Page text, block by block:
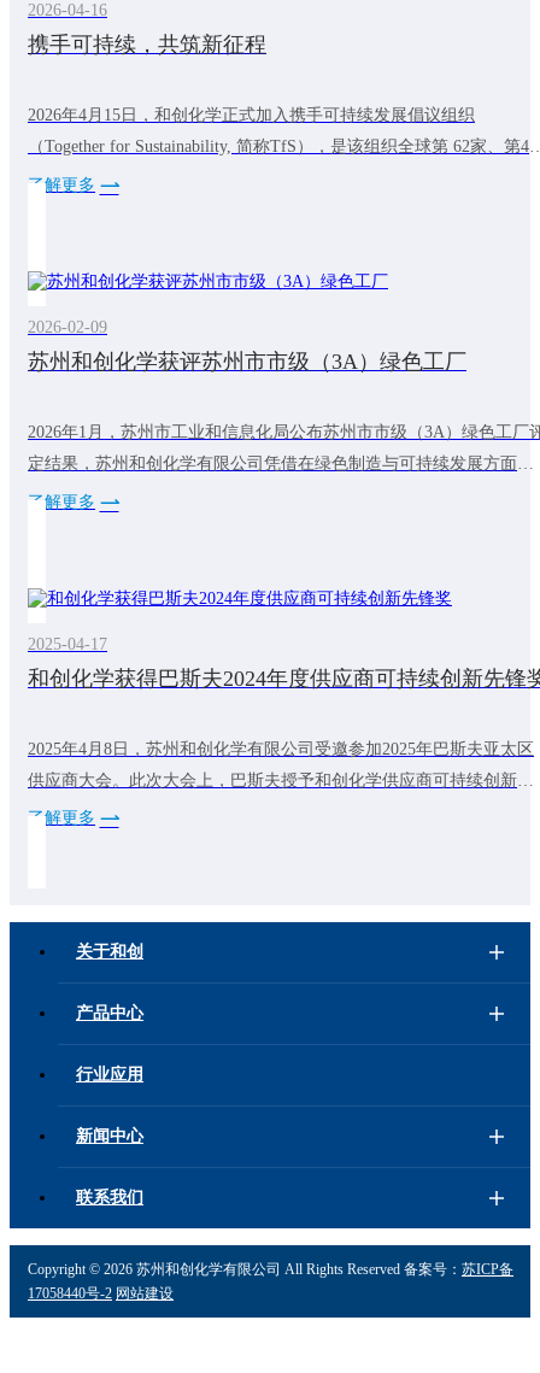
2026-04-16
携手可持续，共筑新征程
2026年4月15日，和创化学正式加入携手可持续发展倡议组织
（Together for Sustainability, 简称TfS），是该组织全球第 62家、第4
中国化工成员，标志着公司在践行全球可持续发展理念的道路上迈出
有韧性的化学供应链的发展。和创化学加入TfS之路
了解更多
2026-02-09
苏州和创化学获评苏州市市级（3A）绿色工厂
2026年1月，苏州市工业和信息化局公布苏州市市级（3A）绿色工厂
定结果，苏州和创化学有限公司凭借在绿色制造与可持续发展方面的
系统实践，成功入选。自建厂以来，和创化学始终将可持续发展理念
碳排放。公司同时建立完善的产品碳足迹管控体系，明确并落实碳排
了解更多
2025-04-17
和创化学获得巴斯夫2024年度供应商可持续创新先锋
2025年4月8日，苏州和创化学有限公司受邀参加2025年巴斯夫亚太区
供应商大会。此次大会上，巴斯夫授予和创化学供应商可持续创新先
锋奖。这代表和创化学在可持续发展方面做出的不断努力得到了客户
了解更多
关于和创
产品中心
行业应用
新闻中心
联系我们
Copyright © 2026 苏州和创化学有限公司 All Rights Reserved 备案号： 苏ICP备
17058440号-2 网站建设